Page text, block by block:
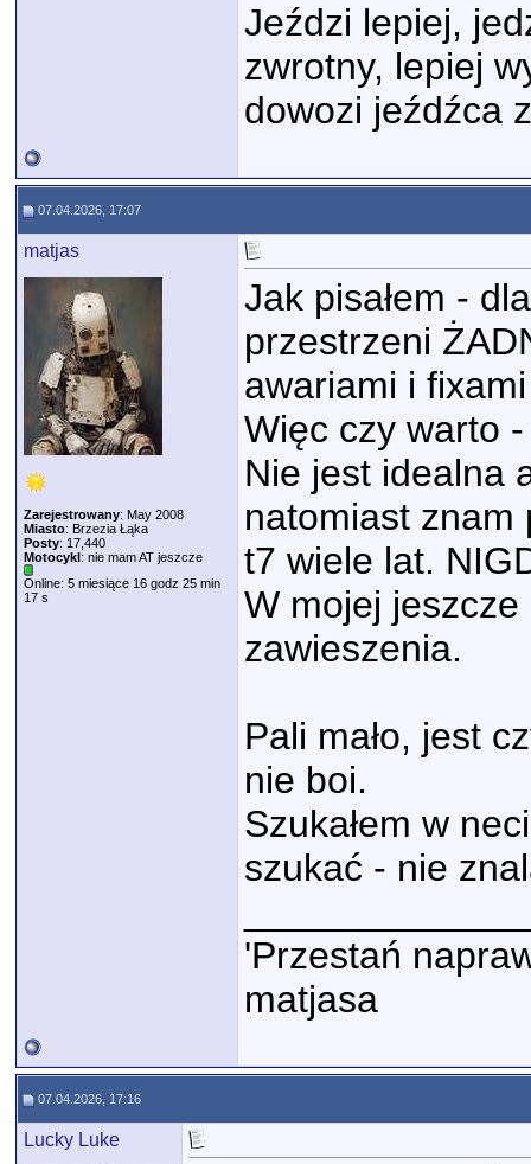
Jeździ lepiej,
zwrotny, lepiej
dowozi jeźdźca
07.04.2026, 17:07
matjas
Zarejestrowany: May 2008
Miasto: Brzezia Łąka
Posty: 17,440
Motocykl: nie mam AT jeszcze
Online: 5 miesiące 16 godz 25 min
17 s
Jak pisałem -
przestrzeni
awariami i
Więc czy warto
Nie jest idealna
natomiast znam
t7 wiele lat.
W mojej
zawieszenia.
Pali mało, jest
nie boi.
Szukałem w
szukać - nie
'Przestań
matjasa
07.04.2026, 17:16
Lucky Luke